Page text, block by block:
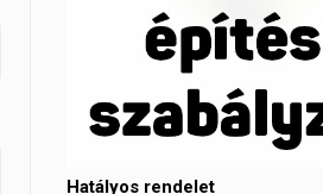
Hatályos rendelet